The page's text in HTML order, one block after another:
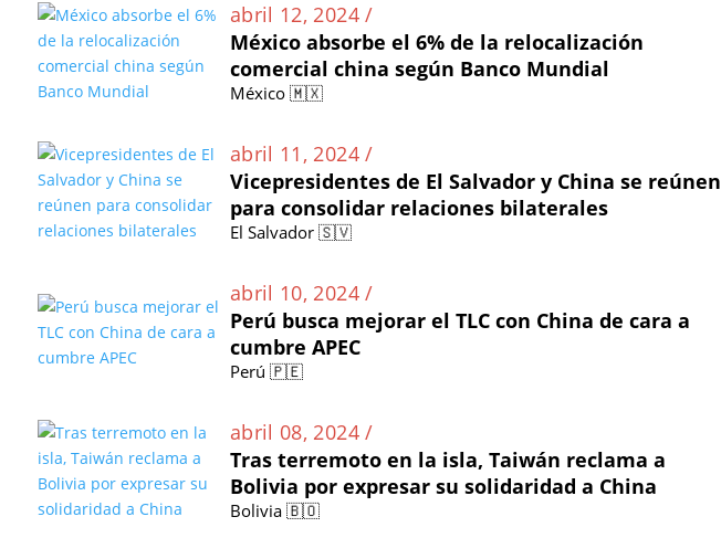
abril 12, 2024 /
México absorbe el 6% de la relocalización
comercial china según Banco Mundial
México 🇲🇽
abril 11, 2024 /
Vicepresidentes de El Salvador y China se reúnen
para consolidar relaciones bilaterales
El Salvador 🇸🇻
abril 10, 2024 /
Perú busca mejorar el TLC con China de cara a
cumbre APEC
Perú 🇵🇪
abril 08, 2024 /
Tras terremoto en la isla, Taiwán reclama a
Bolivia por expresar su solidaridad a China
Bolivia 🇧🇴